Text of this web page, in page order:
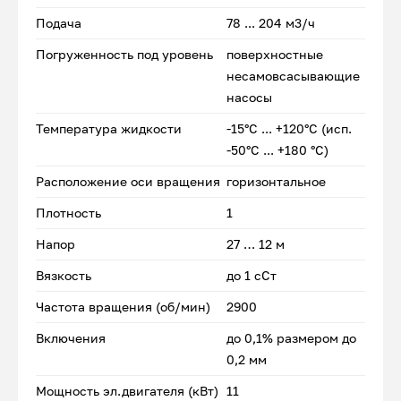
Подача 78 ... 204 м3/ч
Погруженность под уровень
поверхностные
несамовсасывающие
насосы
Температура жидкости
-15°С ... +120°С (исп.
-50°С ... +180 °С)
Расположение оси вращения горизонтальное
Плотность 1
Напор 27 … 12 м
Вязкость до 1 сСт
Частота вращения (об/мин) 2900
Включения
до 0,1% размером до
0,2 мм
Мощность эл.двигателя (кВт) 11